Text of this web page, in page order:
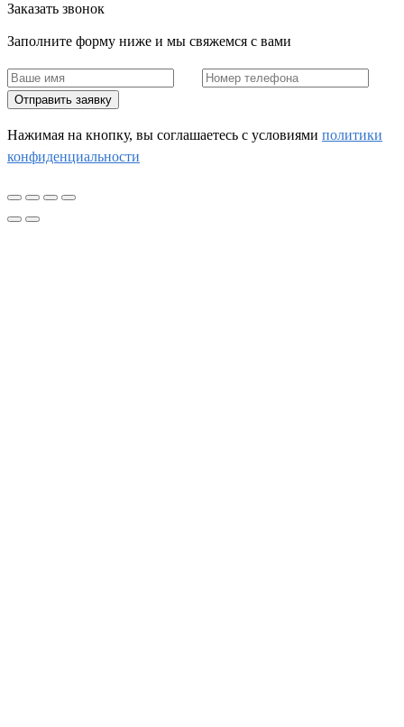
Заказать звонок
Заполните форму ниже и мы свяжемся с вами
Отправить заявку
Нажимая на кнопку, вы соглашаетесь c условиями политики
конфиденциальности